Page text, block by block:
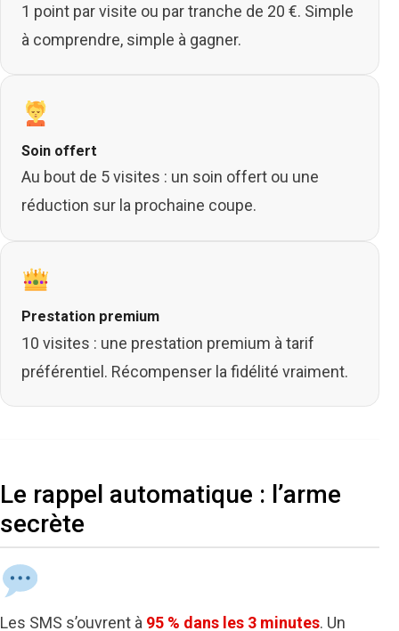
1 point par visite ou par tranche de 20 €. Simple
à comprendre, simple à gagner.
Soin offert
Au bout de 5 visites : un soin offert ou une
réduction sur la prochaine coupe.
Prestation premium
10 visites : une prestation premium à tarif
préférentiel. Récompenser la fidélité vraiment.
Le rappel automatique : l’arme
secrète
Les SMS s’ouvrent à 95 % dans les 3 minutes. Un